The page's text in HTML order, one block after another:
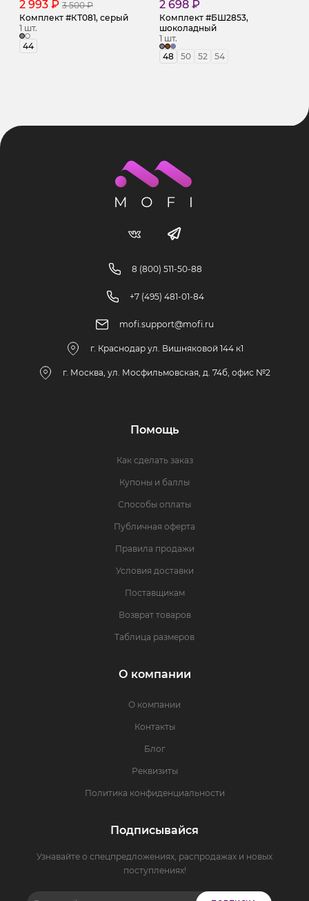
2 993 ₽ 3 500 ₽
Комплект #КТ081, серый
1 шт.
44
2 698 ₽
Комплект #БШ2853,
шоколадный
1 шт.
48
50 52 54
8 (800) 511-50-88
+7 (495) 481-01-84
mofi.support@mofi.ru
г. Краснодар ул. Вишняковой 144 к1
г. Москва, ул. Мосфильмовская, д. 74б, офис №2
Помощь
Как сделать заказ
Купоны и баллы
Способы оплаты
Публичная оферта
Правила продажи
Условия доставки
Поставщикам
Возврат товаров
Таблица размеров
О компании
О компании
Контакты
Блог
Реквизиты
Политика конфиденциальности
Подписывайся
Узнавайте о спецпредложениях, распродажах и новых
поступлениях!